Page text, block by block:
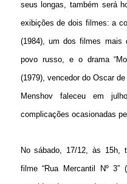
seus longas, também será
exibições de dois filmes: a
(1984), um dos filmes mais
povo russo, e o drama
(1979), vencedor do Oscar
Menshov faleceu em
complicações ocasionadas
No sábado, 17/12, às 15h,
filme “Rua Mercantil Nº 3”